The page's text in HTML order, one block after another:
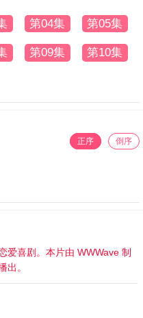
第04集 第05集
第09集 第10集
正序 倒序
喜剧。本片由 WWWave 制
出。